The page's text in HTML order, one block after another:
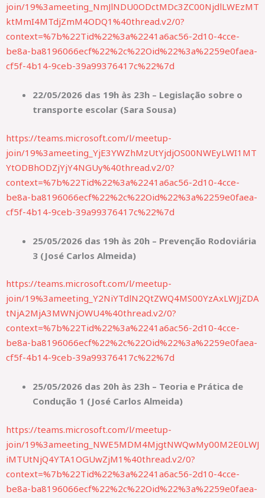
join/19%3ameeting_NmJlNDU0ODctMDc3ZC00NjdlLWEzMT
ktMmI4MTdjZmM4ODQ1%40thread.v2/0?
context=%7b%22Tid%22%3a%2241a6ac56-2d10-4cce-
be8a-ba8196066ecf%22%2c%22Oid%22%3a%2259e0faea-
cf5f-4b14-9ceb-39a99376417c%22%7d
22/05/2026 das 19h às 23h – Legislação sobre o
transporte escolar (Sara Sousa)
https://teams.microsoft.com/l/meetup-
join/19%3ameeting_YjE3YWZhMzUtYjdjOS00NWEyLWI1MT
YtODBhODZjYjY4NGUy%40thread.v2/0?
context=%7b%22Tid%22%3a%2241a6ac56-2d10-4cce-
be8a-ba8196066ecf%22%2c%22Oid%22%3a%2259e0faea-
cf5f-4b14-9ceb-39a99376417c%22%7d
25/05/2026 das 19h às 20h – Prevenção Rodoviária
3 (José Carlos Almeida)
https://teams.microsoft.com/l/meetup-
join/19%3ameeting_Y2NiYTdlN2QtZWQ4MS00YzAxLWJjZDA
tNjA2MjA3MWNjOWU4%40thread.v2/0?
context=%7b%22Tid%22%3a%2241a6ac56-2d10-4cce-
be8a-ba8196066ecf%22%2c%22Oid%22%3a%2259e0faea-
cf5f-4b14-9ceb-39a99376417c%22%7d
25/05/2026 das 20h às 23h – Teoria e Prática de
Condução 1 (José Carlos Almeida)
https://teams.microsoft.com/l/meetup-
join/19%3ameeting_NWE5MDM4MjgtNWQwMy00M2E0LWJ
iMTUtNjQ4YTA1OGUwZjM1%40thread.v2/0?
context=%7b%22Tid%22%3a%2241a6ac56-2d10-4cce-
be8a-ba8196066ecf%22%2c%22Oid%22%3a%2259e0faea-